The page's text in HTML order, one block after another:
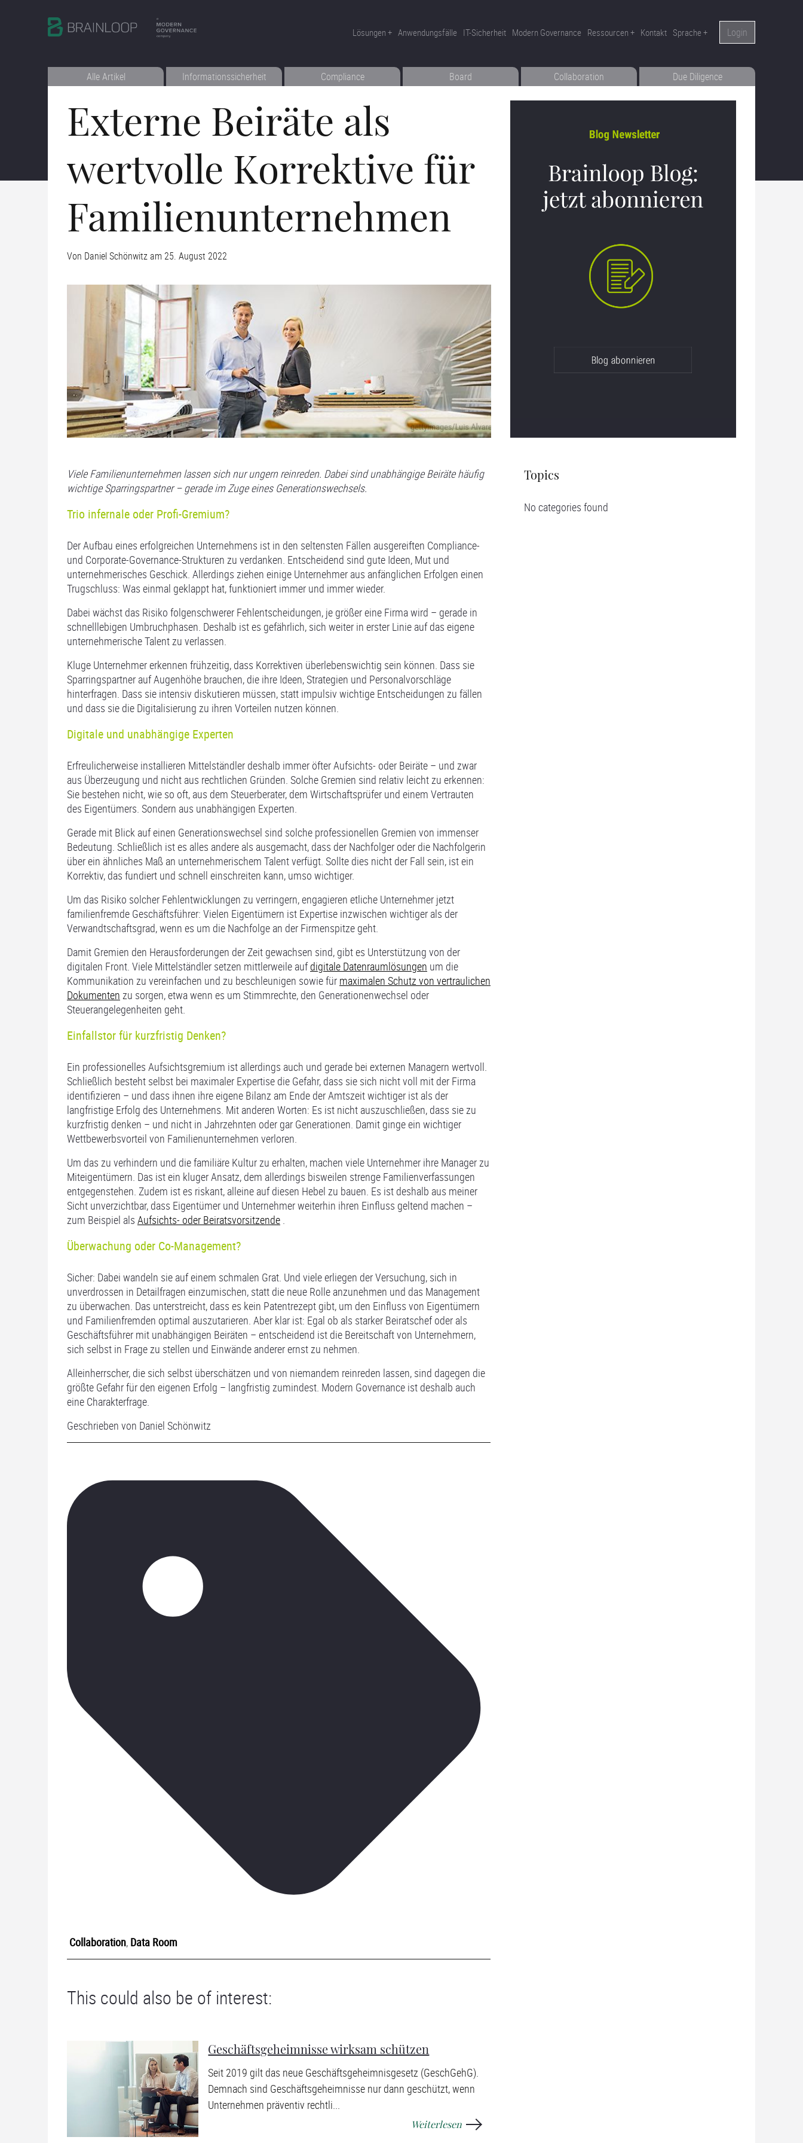
Lösungen Anwendungsfälle IT-Sicherheit Modern Governance Ressourcen Kontakt Sprache Login
Alle Artikel Informationssicherheit Compliance Board Collaboration Due Diligence
Externe Beiräte als
wertvolle Korrektive für
Familienunternehmen
Von Daniel Schönwitzam 25. August 2022
Viele Familienunternehmen lassen sich nur ungern reinreden. Dabei sind unabhängige Beiräte häufig
wichtige Sparringspartner – gerade im Zuge eines Generationswechsels.
Trio infernale oder Profi-Gremium?
Der Aufbau eines erfolgreichen Unternehmens ist in den seltensten Fällen ausgereiften Compliance-
und Corporate-Governance-Strukturen zu verdanken. Entscheidend sind gute Ideen, Mut und
unternehmerisches Geschick. Allerdings ziehen einige Unternehmer aus anfänglichen Erfolgen einen
Trugschluss: Was einmal geklappt hat, funktioniert immer und immer wieder.
Dabei wächst das Risiko folgenschwerer Fehlentscheidungen, je größer eine Firma wird – gerade in
schnelllebigen Umbruchphasen. Deshalb ist es gefährlich, sich weiter in erster Linie auf das eigene
unternehmerische Talent zu verlassen.
Kluge Unternehmer erkennen frühzeitig, dass Korrektiven überlebenswichtig sein können. Dass sie
Sparringspartner auf Augenhöhe brauchen, die ihre Ideen, Strategien und Personalvorschläge
hinterfragen. Dass sie intensiv diskutieren müssen, statt impulsiv wichtige Entscheidungen zu fällen
und dass sie die Digitalisierung zu ihren Vorteilen nutzen können.
Digitale und unabhängige Experten
Erfreulicherweise installieren Mittelständler deshalb immer öfter Aufsichts- oder Beiräte – und zwar
aus Überzeugung und nicht aus rechtlichen Gründen. Solche Gremien sind relativ leicht zu erkennen:
Sie bestehen nicht, wie so oft, aus dem Steuerberater, dem Wirtschaftsprüfer und einem Vertrauten
des Eigentümers. Sondern aus unabhängigen Experten.
Gerade mit Blick auf einen Generationswechsel sind solche professionellen Gremien von immenser
Bedeutung. Schließlich ist es alles andere als ausgemacht, dass der Nachfolger oder die Nachfolgerin
über ein ähnliches Maß an unternehmerischem Talent verfügt. Sollte dies nicht der Fall sein, ist ein
Korrektiv, das fundiert und schnell einschreiten kann, umso wichtiger.
Um das Risiko solcher Fehlentwicklungen zu verringern, engagieren etliche Unternehmer jetzt
familienfremde Geschäftsführer: Vielen Eigentümern ist Expertise inzwischen wichtiger als der
Verwandtschaftsgrad, wenn es um die Nachfolge an der Firmenspitze geht.
Damit Gremien den Herausforderungen der Zeit gewachsen sind, gibt es Unterstützung von der
digitalen Front. Viele Mittelständler setzen mittlerweile auf digitale Datenraumlösungen um die
Kommunikation zu vereinfachen und zu beschleunigen sowie für maximalen Schutz von vertraulichen
Dokumenten zu sorgen, etwa wenn es um Stimmrechte, den Generationenwechsel oder
Steuerangelegenheiten geht.
Einfallstor für kurzfristig Denken?
Ein professionelles Aufsichtsgremium ist allerdings auch und gerade bei externen Managern wertvoll.
Schließlich besteht selbst bei maximaler Expertise die Gefahr, dass sie sich nicht voll mit der Firma
identifizieren – und dass ihnen ihre eigene Bilanz am Ende der Amtszeit wichtiger ist als der
langfristige Erfolg des Unternehmens. Mit anderen Worten: Es ist nicht auszuschließen, dass sie zu
kurzfristig denken – und nicht in Jahrzehnten oder gar Generationen. Damit ginge ein wichtiger
Wettbewerbsvorteil von Familienunternehmen verloren.
Um das zu verhindern und die familiäre Kultur zu erhalten, machen viele Unternehmer ihre Manager zu
Miteigentümern. Das ist ein kluger Ansatz, dem allerdings bisweilen strenge Familienverfassungen
entgegenstehen. Zudem ist es riskant, alleine auf diesen Hebel zu bauen. Es ist deshalb aus meiner
Sicht unverzichtbar, dass Eigentümer und Unternehmer weiterhin ihren Einfluss geltend machen –
zum Beispiel als Aufsichts- oder Beiratsvorsitzende .
Überwachung oder Co-Management?
Sicher: Dabei wandeln sie auf einem schmalen Grat. Und viele erliegen der Versuchung, sich in
unverdrossen in Detailfragen einzumischen, statt die neue Rolle anzunehmen und das Management
zu überwachen. Das unterstreicht, dass es kein Patentrezept gibt, um den Einfluss von Eigentümern
und Familienfremden optimal auszutarieren. Aber klar ist: Egal ob als starker Beiratschef oder als
Geschäftsführer mit unabhängigen Beiräten – entscheidend ist die Bereitschaft von Unternehmern,
sich selbst in Frage zu stellen und Einwände anderer ernst zu nehmen.
Alleinherrscher, die sich selbst überschätzen und von niemandem reinreden lassen, sind dagegen die
größte Gefahr für den eigenen Erfolg – langfristig zumindest. Modern Governance ist deshalb auch
eine Charakterfrage.
Geschrieben von Daniel Schönwitz
Collaboration, Data Room
This could also be of interest:
Geschäftsgeheimnisse wirksam schützen
Seit 2019 gilt das neue Geschäftsgeheimnisgesetz (GeschGehG).
Demnach sind Geschäftsgeheimnisse nur dann geschützt, wenn
Unternehmen präventiv rechtli...
Weiterlesen
Topics
No categories found